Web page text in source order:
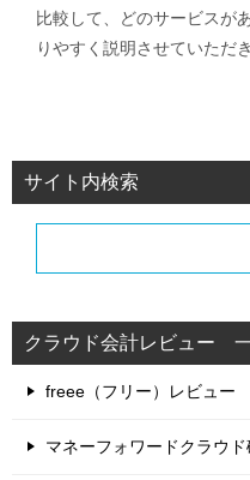
比較して、どのサービスが
りやすく説明させていただ
サイト内検索
クラウド会計レビュー
freee（フリー）レビュー
マネーフォワードクラウ